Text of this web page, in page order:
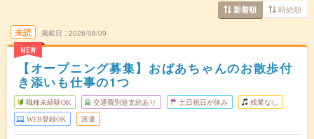
新着順 時給順
未読
NEW
掲載日 2026/08/09
【オープニング募集】おばあちゃんのお散歩付
き添いも仕事の1つ
職種未経験OK 交通費別途支給あり 土日祝日が休み 残業なし
WEB登録OK 派遣